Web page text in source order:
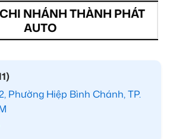
NHÁNH THÀNH PHÁT
AUTO
Phường Hiệp Bình Chánh, TP.